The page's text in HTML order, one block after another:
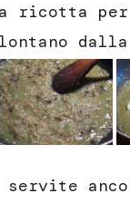
ricotta per
dalla
servite